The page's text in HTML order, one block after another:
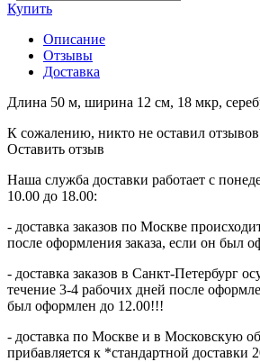
Купить
Описание
Отзывы
Доставка
Длина 50 м, ширина 12 см, 18 мкр,
К сожалению, никто не оставил
Оставить отзыв
Наша служба доставки работает с
10.00 до 18.00:
- доставка заказов по Москве
после оформления заказа, если он был
- доставка заказов в Санкт-Петербург
течение 3-4 рабочих дней после
был оформлен до 12.00!!!
- доставка по Москве и в Московскую
прибавляется к *стандартной доставки